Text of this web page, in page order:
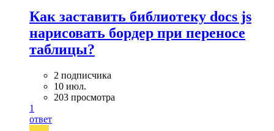
Как заставить библиотеку docs js
нарисовать бордер при переносе
таблицы?
2 подписчика
10 июл.
203 просмотра
1
ответ